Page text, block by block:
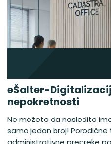
eŠalter-
nepokretnosti
Ne možete da nasledite
samo jedan broj!
administrativne prepreke